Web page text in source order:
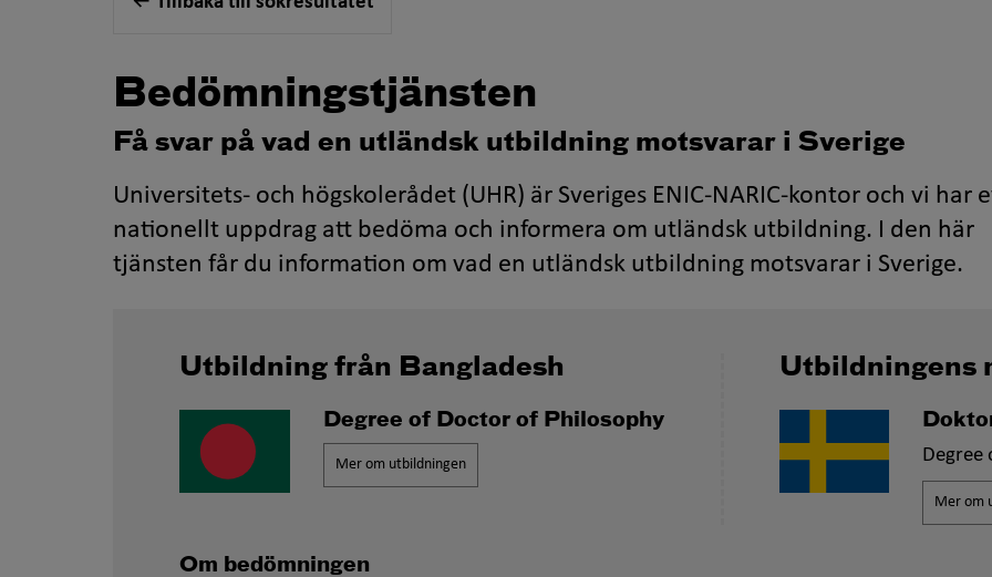
Bedömningstjänsten
Få svar på vad en utländsk utbildning motsvarar i Sverige
Universitets- och högskolerådet (UHR) är Sveriges ENIC-NARIC-kontor och vi har
nationellt uppdrag att bedöma och informera om utländsk utbildning. I den här
tjänsten får du information om vad en utländsk utbildning motsvarar i Sverige.
Utbildning från Bangladesh
Degree of Doctor of Philosophy
Mer om utbildningen
Utbildningens
Degree
Mer om
Om bedömningen